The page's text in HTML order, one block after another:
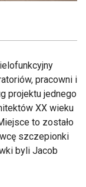
pracowni i
projektu jednego
XX wieku
to zostało
szczepionki
byli Jacob